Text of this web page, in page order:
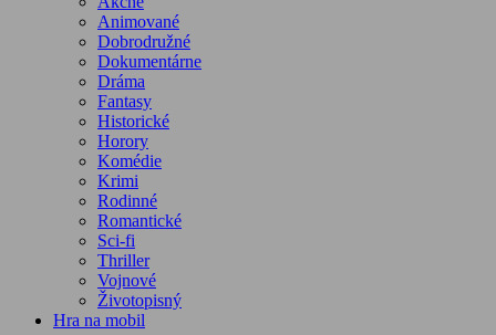
Animované
Dobrodružné
Dokumentárne
Dráma
Fantasy
Historické
Horory
Komédie
Krimi
Rodinné
Romantické
Sci-fi
Thriller
Vojnové
Životopisný
Hra na mobil